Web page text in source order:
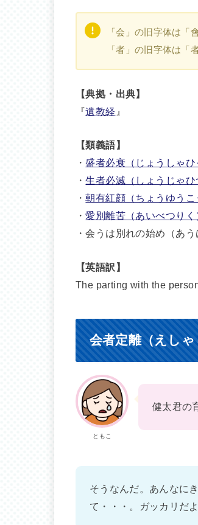
「会」の旧字体は「會
「者」の旧字体は「者
【典拠・出典】
『遺教経 』
【類義語】
・ 盛者必衰（じょうしゃひ
・生者必滅（しょうじゃひ
・朝有紅顔（ちょうゆうこ
・愛別離苦（あいべつりく
・会うは別れの始め（あう
【英語訳】
The parting with the
会者定離（えし
ともこ
健太君の
そうなんだ。あんなに
て・・・。ガッカリだよ